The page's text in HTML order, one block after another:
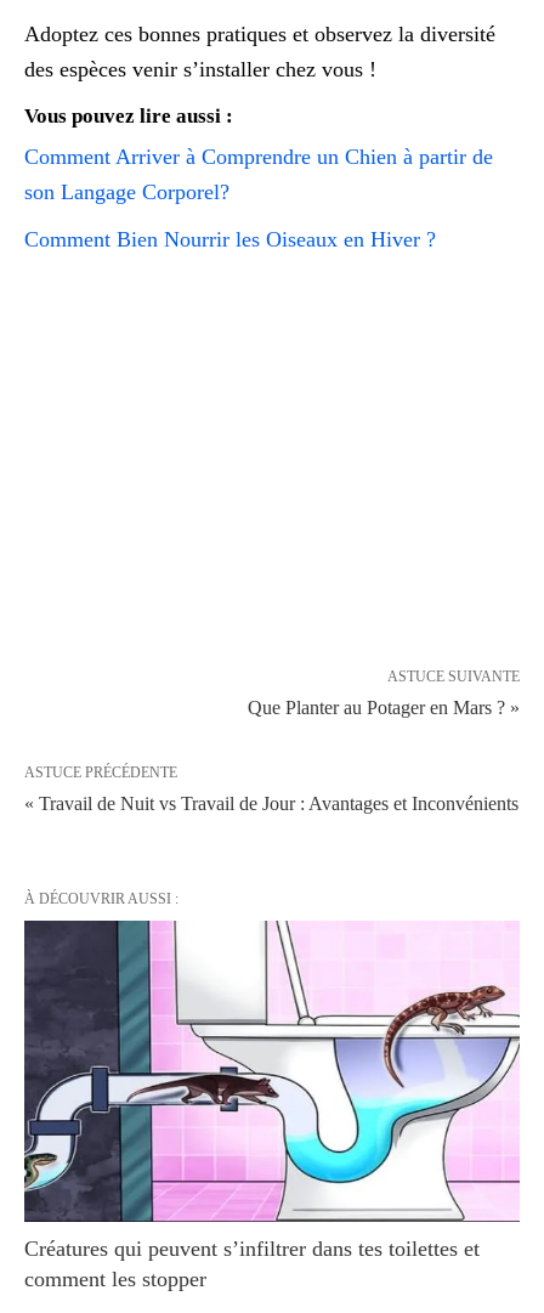
Adoptez ces bonnes pratiques et observez la diversité
des espèces venir s’installer chez vous !
Vous pouvez lire aussi :
Comment Arriver à Comprendre un Chien à partir de
son Langage Corporel?
Comment Bien Nourrir les Oiseaux en Hiver ?
ASTUCE SUIVANTE
Que Planter au Potager en Mars ? »
ASTUCE PRÉCÉDENTE
« Travail de Nuit vs Travail de Jour : Avantages et Inconvénients
À DÉCOUVRIR AUSSI :
Créatures qui peuvent s’infiltrer dans tes toilettes et
comment les stopper